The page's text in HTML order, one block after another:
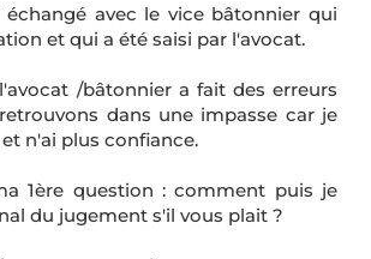
échangé avec le vice bâtonnier qui
et qui a été saisi par l'avocat.
/bâtonnier a fait des erreurs
dans une impasse car je
n'ai plus confiance.
1ère question : comment puis je
du jugement s'il vous plait ?